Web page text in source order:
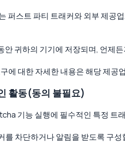
퍼스트 파티 트래커와 외부 제공
안 귀하의 기기에 저장되며, 언제
에 대한 자세한 내용은 해당 제
활동(동의 불필요)
기능 실행에 필수적인 특정 트
를 차단하거나 알림을 받도록 구